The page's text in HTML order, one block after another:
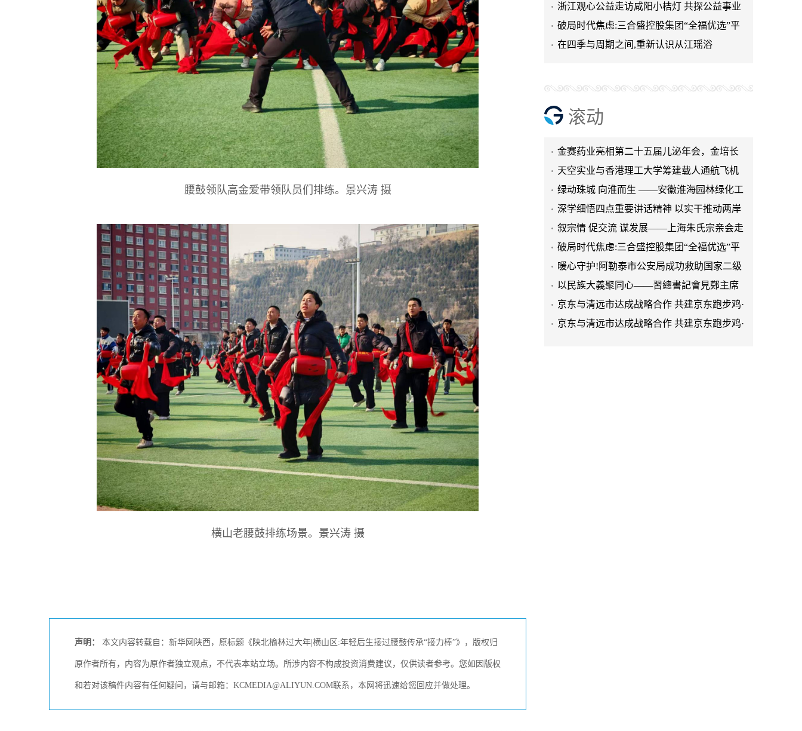
腰鼓领队高金爱带领队员们排练。景兴涛 摄
横山老腰鼓排练场景。景兴涛 摄
声明： 本文内容转载自：新华网陕西，原标题《陕北榆林过大年|横山区:年轻后生接过腰鼓传承“接力棒”》，版权归
原作者所有，内容为原作者独立观点，不代表本站立场。所涉内容不构成投资消费建议，仅供读者参考。您如因版权
和若对该稿件内容有任何疑问，请与邮箱：KCMEDIA@ALIYUN.COM联系，本网将迅速给您回应并做处理。
投融资交流活动第二
浙江观心公益走访咸阳小桔灯 共探公益事业
可持续发展新路径
破局时代焦虑:三合盛控股集团“全福优选”平
台正式启航
在四季与周期之间,重新认识从江瑶浴
滚动
天空实业与香港理工大学筹建载人通航飞机
研究院
绿动珠城 向淮而生 ——安徽淮海园林绿化工
程有限公司发展纪实
深学细悟四点重要讲话精神 以实干推动两岸
融合发展
叙宗情 促交流 谋发展——上海朱氏宗亲会走
进上海晨烨家具有限公司
破局时代焦虑:三合盛控股集团“全福优选”平
台正式启航
暖心守护!阿勒泰市公安局成功救助国家二级
保护动物黑鸢
以民族大義聚同心——習總書記會見鄭主席
提出兩岸關系四點重要意見
京东与清远市达成战略合作 共建京东跑步鸡·
清远鸡标准体系
京东与清远市达成战略合作 共建京东跑步鸡·
清远鸡标准体系
金赛药业亮相第二十五届儿泌年会，金培长